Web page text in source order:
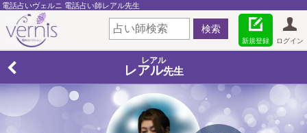
電話占いヴェルニ 電話占い師レアル先生
ログイン
新規登録
レアル
レアル先生